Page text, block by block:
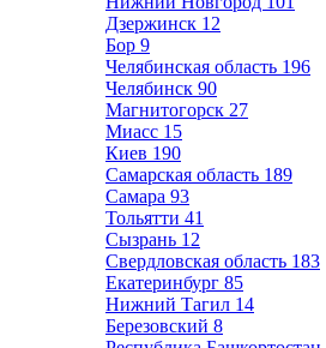
Дзержинск 12
Бор 9
Челябинская область 196
Челябинск 90
Магнитогорск 27
Миасс 15
Киев 190
Самарская область 189
Самара 93
Тольятти 41
Сызрань 12
Свердловская область 183
Екатеринбург 85
Нижний Тагил 14
Березовский 8